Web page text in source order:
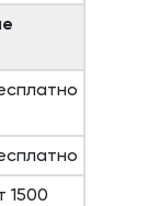
1500